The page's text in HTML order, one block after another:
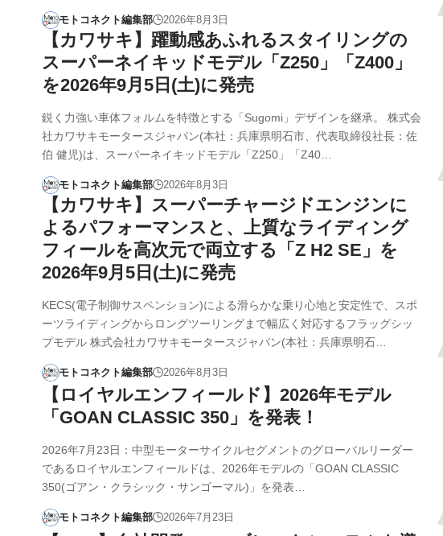
モトコネクト編集部 2026年8月3日
【カワサキ】躍動感あふれるスタイリングの
スーパーネイキッドモデル「Z250」「Z400」
を2026年9月5日(土)に発売
鋭く力強い車体フォルムを特徴とする「Sugomi」デザインを継承。 株式会
社カワサキモータースジャパン(本社：兵庫県明石市、代表取締役社長：佐
伯 健児)は、スーパーネイキッドモデル「Z250」「Z40…
モトコネクト編集部 2026年8月3日
【カワサキ】スーパーチャージドエンジンに
よるパフォーマンスと、上質なライディング
フィールを高次元で両立する「Z H2 SE」を
2026年9月5日(土)に発売
KECS(電子制御サスペンション)による滑らかな乗り心地と安定性で、スポ
ーツライディングからロングツーリングまで幅広く対応するフラッグシッ
プモデル 株式会社カワサキモータースジャパン(本社：兵庫県明石…
モトコネクト編集部 2026年8月3日
【ロイヤルエンフィールド】2026年モデル
「GOAN CLASSIC 350」を発表！
2026年7月23日：中型モーターサイクルセグメントのグローバルリーダー
であるロイヤルエンフィールドは、2026年モデルの「GOAN CLASSIC
350(ゴアン・クラシック・サンゴーマル)」を発表…
モトコネクト編集部 2026年7月23日